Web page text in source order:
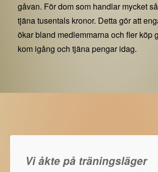
gåvan. För dom som handlar mycket
tjäna tusentals kronor. Detta gör att
ökar bland medlemmarna och fler köp
kom igång och tjäna pengar idag.
Vi åkte på träningsläger